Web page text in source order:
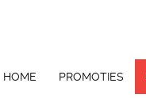
HOME PROMOTIES